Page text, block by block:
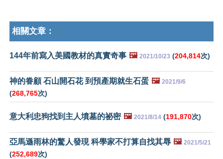
相關文章：
144年前寫入美國教材的真實奇事 🖼️ 2021/10/23 (204,814次)
神的眷顧 石山開石花 到預產期就生石蛋 🖼️ 2021/9/6
(268,765次)
意大利忠狗找到主人墳墓的祕密 🖼️ 2021/8/14 (191,870次)
亞馬遜雨林的驚人發現 科學家不打算自找其辱 🖼️ 2021/5/21
(252,689次)